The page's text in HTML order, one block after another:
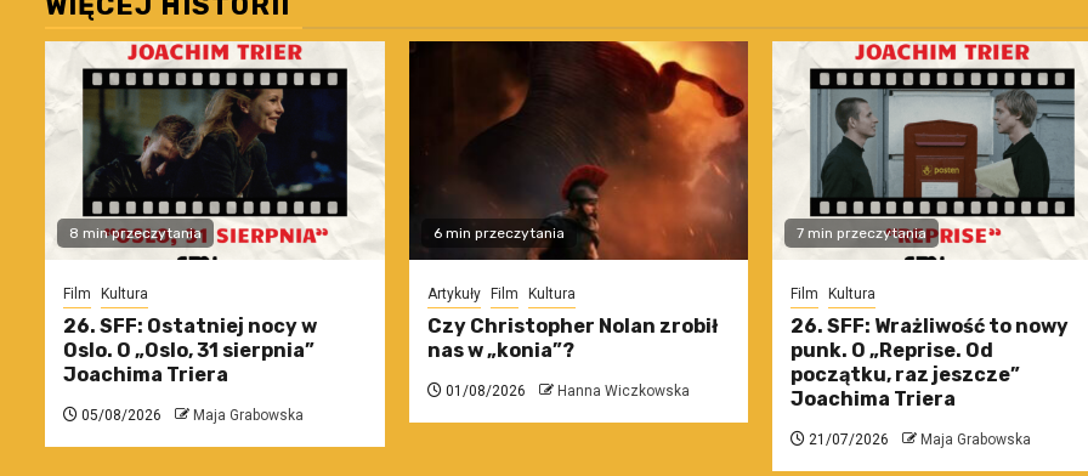
8 min przeczytania
Film Kultura
26. SFF: Ostatniej nocy w
Oslo. O „Oslo, 31 sierpnia”
Joachima Triera
05/08/2026 Maja Grabowska
6 min przeczytania
Artykuły Film Kultura
Czy Christopher Nolan zrobił
nas w „konia”?
01/08/2026 Hanna Wiczkowska
7 min przeczytania
Film Kultura
26. SFF: Wrażliwość to nowy
punk. O „Reprise. Od
początku, raz jeszcze”
Joachima Triera
21/07/2026 Maja Grabowska